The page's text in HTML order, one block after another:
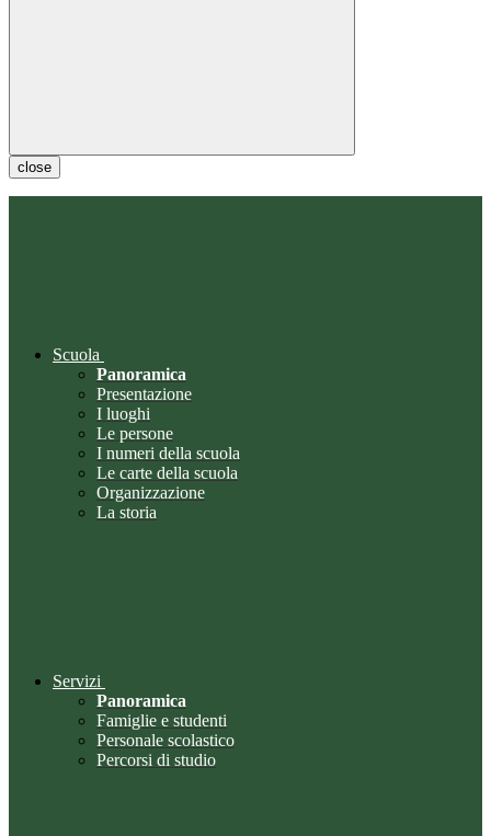
close
Scuola
Panoramica
Presentazione
I luoghi
Le persone
I numeri della scuola
Le carte della scuola
Organizzazione
La storia
Servizi
Panoramica
Famiglie e studenti
Personale scolastico
Percorsi di studio